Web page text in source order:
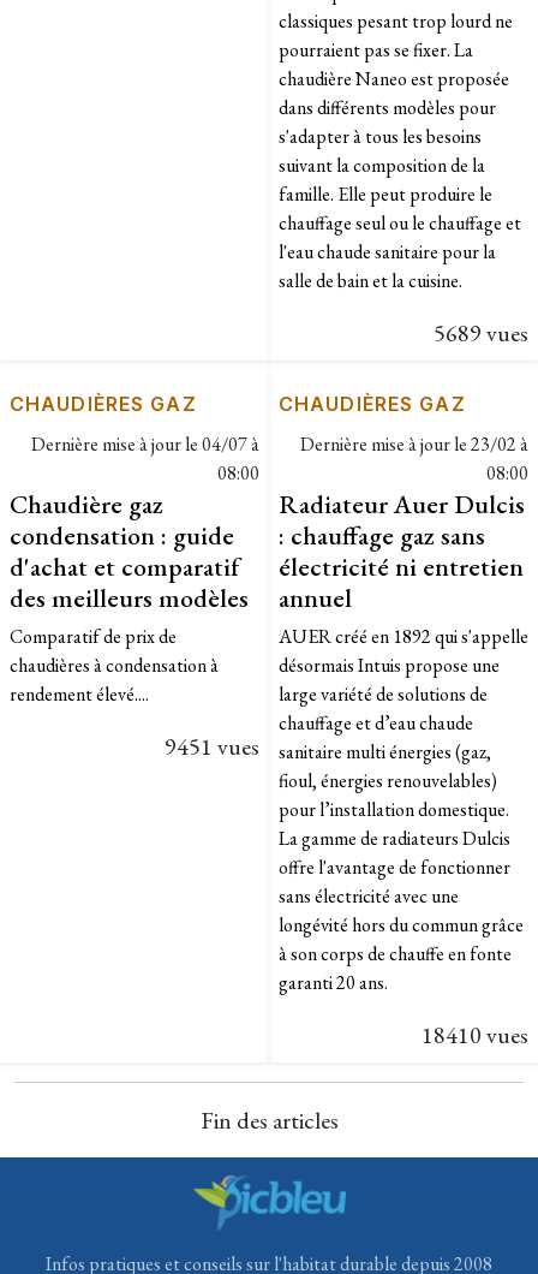
classiques pesant trop lourd ne
pourraient pas se fixer. La
chaudière Naneo est proposée
dans différents modèles pour
s'adapter à tous les besoins
suivant la composition de la
famille. Elle peut produire le
chauffage seul ou le chauffage et
l'eau chaude sanitaire pour la
salle de bain et la cuisine.
5689 vues
CHAUDIÈRES GAZ
Dernière mise à jour le04/07 à
08:00
Chaudière gaz
condensation : guide
d'achat et comparatif
des meilleurs modèles
Comparatif de prix de
chaudières à condensation à
rendement élevé....
9451 vues
CHAUDIÈRES GAZ
Dernière mise à jour le23/02 à
08:00
Radiateur Auer Dulcis
: chauffage gaz sans
électricité ni entretien
annuel
AUER créé en 1892 qui s'appelle
désormais Intuis propose une
large variété de solutions de
chauffage et d’eau chaude
sanitaire multi énergies (gaz,
fioul, énergies renouvelables)
pour l’installation domestique.
La gamme de radiateurs Dulcis
offre l'avantage de fonctionner
sans électricité avec une
longévité hors du commun grâce
à son corps de chauffe en fonte
garanti 20 ans.
18410 vues
Fin des articles
Infos pratiques et conseils sur l'habitat durable depuis 2008